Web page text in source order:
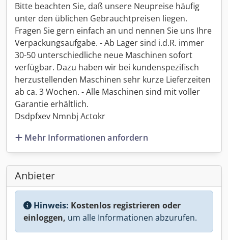
Bitte beachten Sie, daß unsere Neupreise häufig
unter den üblichen Gebrauchtpreisen liegen.
Fragen Sie gern einfach an und nennen Sie uns Ihre
Verpackungsaufgabe. - Ab Lager sind i.d.R. immer
30-50 unterschiedliche neue Maschinen sofort
verfügbar. Dazu haben wir bei kundenspezifisch
herzustellenden Maschinen sehr kurze Lieferzeiten
ab ca. 3 Wochen. - Alle Maschinen sind mit voller
Garantie erhältlich.
Dsdpfxev Nmnbj Actokr
Mehr Informationen anfordern
Anbieter
Hinweis: Kostenlos registrieren oder
einloggen, um alle Informationen abzurufen.